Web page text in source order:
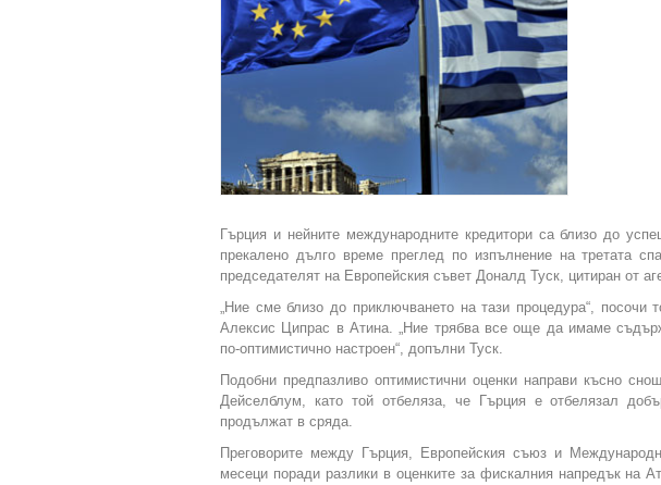
Гърция и нейните международните кредитори са близо до
прекалено дълго време преглед по изпълнение на третата
председателят на Европейския съвет Доналд Туск, цитиран от
„Ние сме близо до приключването на тази процедура“, посочи
Алексис Ципрас в Атина. „Ние трябва все още да имаме
по-оптимистично настроен“, допълни Туск.
Подобни предпазливо оптимистични оценки направи късно
Дейселблум, като той отбеляза, че Гърция е отбелязал
продължат в сряда.
Преговорите между Гърция, Европейския съюз и
месеци поради разлики в оценките за фискалния напредък на